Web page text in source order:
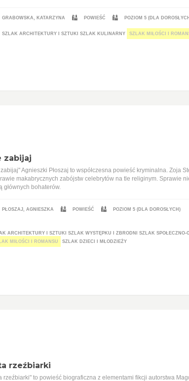
GRABOWSKA, KATARZYNA POWIEŚĆ POZIOM 5 (DLA
SZLAK ARCHITEKTURY I SZTUKI SZLAK KULINARNY SZLAK MIŁOŚCI I
zabijaj
Agnieszki Płoszaj to współczesna powieść kryminalna. Zoja
makabrycznych zabójstw celebrytów na tle religinym. Sprawie
głównych bohaterów.
PŁOSZAJ, AGNIESZKA POWIEŚĆ POZIOM 5 (DLA DOROSŁYCH)
ARCHITEKTURY I SZTUKI SZLAK WYSTĘPKU I ZBRODNI SZLAK SPOŁECZNO-
MIŁOŚCI I ROMANSU
SZLAK DZIECI I MŁODZIEŻY
rzeźbiarki
rzeźbiarki" to powieść biograficzna z elementami fikcji autorstwa